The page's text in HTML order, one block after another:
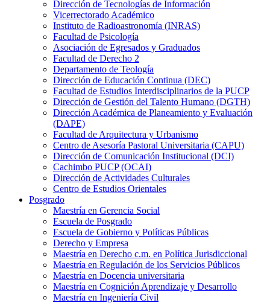
Dirección de Tecnologías de Información
Vicerrectorado Académico
Instituto de Radioastronomía (INRAS)
Facultad de Psicología
Asociación de Egresados y Graduados
Facultad de Derecho 2
Departamento de Teología
Dirección de Educación Continua (DEC)
Facultad de Estudios Interdisciplinarios de la PUCP
Dirección de Gestión del Talento Humano (DGTH)
Dirección Académica de Planeamiento y Evaluación
(DAPE)
Facultad de Arquitectura y Urbanismo
Centro de Asesoría Pastoral Universitaria (CAPU)
Dirección de Comunicación Institucional (DCI)
Cachimbo PUCP (OCAI)
Dirección de Actividades Culturales
Centro de Estudios Orientales
Posgrado
Maestría en Gerencia Social
Escuela de Posgrado
Escuela de Gobierno y Políticas Públicas
Derecho y Empresa
Maestría en Derecho c.m. en Política Jurisdiccional
Maestría en Regulación de los Servicios Públicos
Maestría en Docencia universitaria
Maestría en Cognición Aprendizaje y Desarrollo
Maestría en Ingeniería Civil